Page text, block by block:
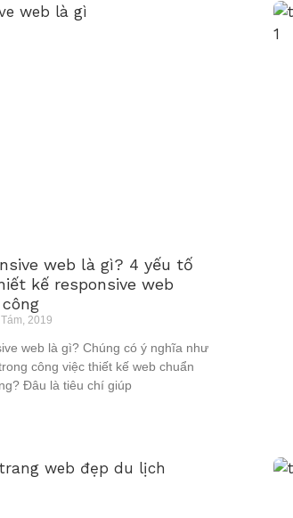
web là gì? 4 yếu tố
kế responsive web
2019
web là gì? Chúng có ý nghĩa như
công việc thiết kế web chuẩn
Đâu là tiêu chí giúp